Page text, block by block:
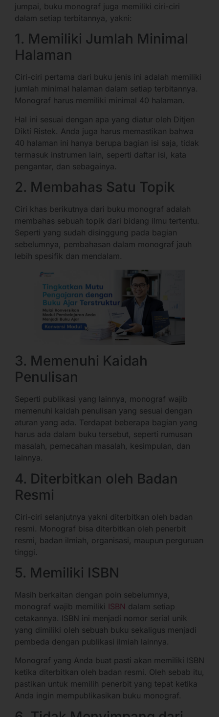
jumpai, buku monograf juga memiliki ciri-ciri
dalam setiap terbitannya, yakni:
1. Memiliki Jumlah Minimal
Halaman
Ciri-ciri pertama dari buku jenis ini adalah memiliki
jumlah minimal halaman dalam setiap terbitannya.
Monograf harus memiliki minimal 40 halaman.
Hal ini sesuai dengan apa yang diatur oleh Ditjen
Dikti Ristek. Anda juga harus memastikan bahwa
40 halaman ini hanya berupa bagian isi saja, tidak
termasuk instrumen lain, seperti daftar isi, kata
pengantar, dan sebagainya.
2. Membahas Satu Topik
Ciri khas berikutnya dari buku monograf adalah
membahas sebuah topik dari bidang ilmu tertentu.
Seperti yang sudah disinggung pada bagian
sebelumnya, pembahasan dalam monograf jauh
lebih spesifik dan mendalam.
3. Memenuhi Kaidah
Penulisan
Seperti publikasi yang lainnya, monograf wajib
memenuhi kaidah penulisan yang sesuai dengan
aturan yang ada. Terdapat beberapa bagian yang
harus ada dalam buku tersebut, seperti rumusan
masalah, pemecahan masalah, kesimpulan, dan
lainnya.
4. Diterbitkan oleh Badan
Resmi
Ciri-ciri selanjutnya yakni diterbitkan oleh badan
resmi. Monograf bisa diterbitkan oleh penerbit
resmi, badan ilmiah, organisasi, maupun perguruan
tinggi.
5. Memiliki ISBN
Masih berkaitan dengan poin sebelumnya,
monograf wajib memiliki ISBN dalam setiap
cetakannya. ISBN ini menjadi nomor serial unik
yang dimiliki oleh sebuah buku sekaligus menjadi
pembeda dengan publikasi ilmiah lainnya.
Monograf yang Anda buat pasti akan memiliki ISBN
ketika diterbitkan oleh badan resmi. Oleh sebab itu,
pastikan untuk memilih penerbit yang tepat ketika
Anda ingin mempublikasikan buku monograf.